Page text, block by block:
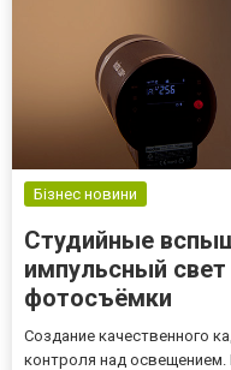
Бізнес новини
Студийные
импульсный
фотосъёмки
Создание качественного
контроля над